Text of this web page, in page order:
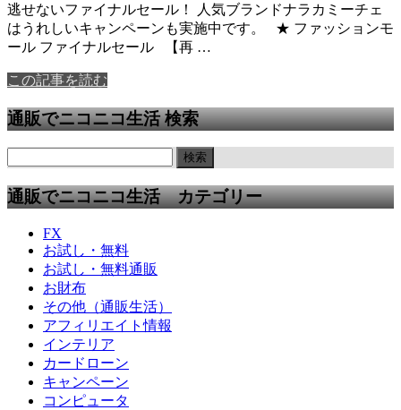
逃せないファイナルセール！ 人気ブランドナラカミーチェ
はうれしいキャンペーンも実施中です。 ★ ファッションモ
ール ファイナルセール 【再 …
この記事を読む
通販でニコニコ生活 検索
通販でニコニコ生活 カテゴリー
FX
お試し・無料
お試し・無料通販
お財布
その他（通販生活）
アフィリエイト情報
インテリア
カードローン
キャンペーン
コンピュータ